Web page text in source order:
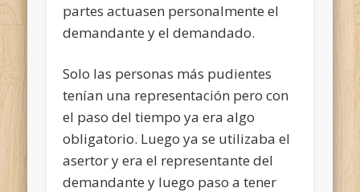
partes actuasen personalmente el
demandante y el demandado.
Solo las personas más pudientes
tenían una representación pero con
el paso del tiempo ya era algo
obligatorio. Luego ya se utilizaba el
asertor y era el representante del
demandante y luego paso a tener